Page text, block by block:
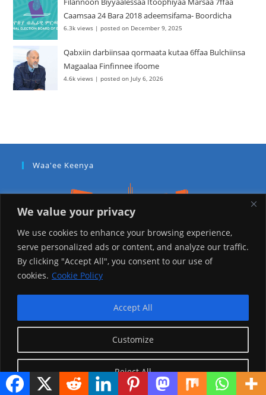
We value your privacy
We use cookies to enhance your browsing experience,
serve personalized ads or content, and analyze our traffic.
By clicking "Accept All", you consent to our use of
cookies. Cookie Policy
Customize
Reject All
Accept All
Caamsaa 24 Bara 2018 adeemsifama- Boordicha
6.3k views |posted on December 9, 2025
Qabxiin darbiinsaa qormaata kutaa 6ffaa Bulchiinsa
Magaalaa Finfinnee ifoome
4.6k views |posted on July 6, 2026
Waa'ee Keenya
Addis Miidiyaa Neetwork (AMN) itti waamani isaa Mana
Maree Bulchiinsa Magaalaa Finfinneef ta’ee bara 2023
tti Miidiyaa Magaalaa Guddittii ( Metropolitan Media)
ta’uuf mul’ata qaba. Addis Miidiyaa Neetwork
Chaanaalii Televizhinii Addis Miidiya Neetwoork fi AMN
PLUS Raadiyoo FM 96.3 Gaazexxaa Addis Lissan fi
Miidiyaalee Dijitaalaa garagaraa of jalatti kan
hammatedha.
Teessoo Keenya